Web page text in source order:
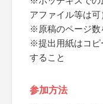
アファイル等は可
※原稿のページ数
※提出用紙はコピ
すること
参加方法